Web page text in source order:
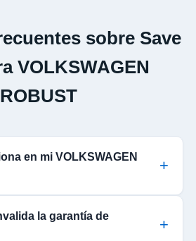
sobre Save
VOLKSWAGEN
ROBUST
en mi VOLKSWAGEN
la garantía de